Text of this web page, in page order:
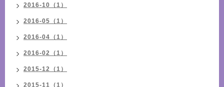
2016-10（1）
2016-05（1）
2016-04（1）
2016-02（1）
2015-12（1）
2015-11（1）